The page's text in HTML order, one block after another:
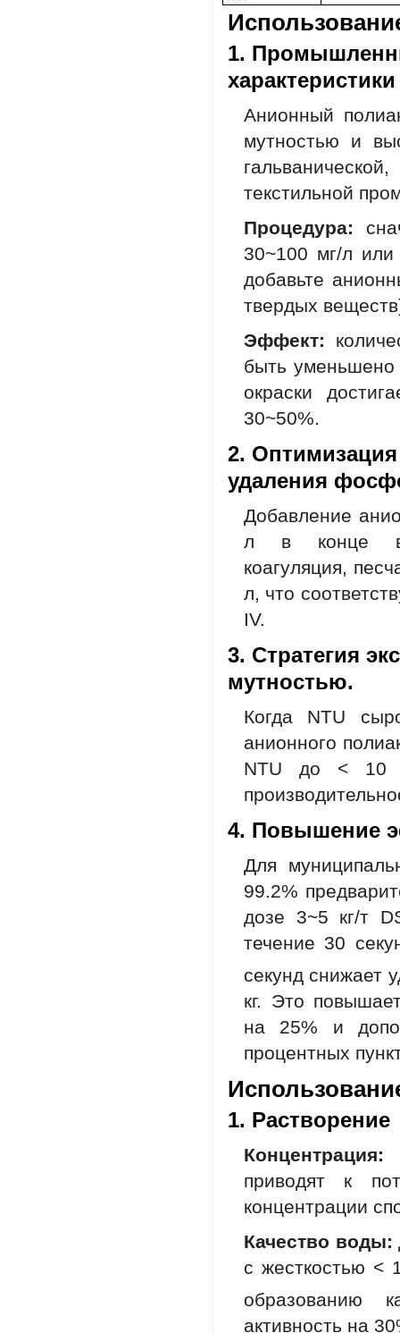
1.
Анионный
мутностью и
текстильной
Процедура:
30~100 мг/л
добавьте
твердых
Эффект:
быть уменьшено
окраски
30~50%.
2.
удаления
Добавление
л в конце
коагуляция,
л, что
IV.
3. Стратегия
мутностью.
Когда NTU
анионного
NTU до < 10 в
4. Повышение
Для
99.2%
дозе 3~5 кг/т
течение 30
секунд снижает
кг. Это
на 25% и
процентных
1. Растворение
Концентрация:
приводят к
концентрации
Качество воды:
с жесткостью <
образованию
активность на